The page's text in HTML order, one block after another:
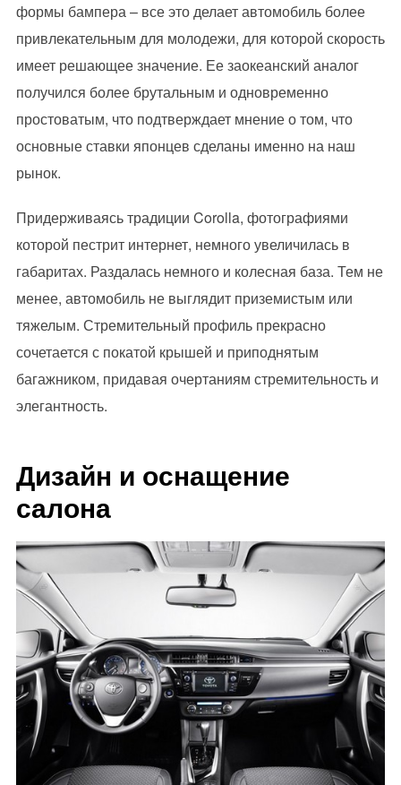
формы бампера – все это делает автомобиль более
привлекательным для молодежи, для которой скорость
имеет решающее значение. Ее заокеанский аналог
получился более брутальным и одновременно
простоватым, что подтверждает мнение о том, что
основные ставки японцев сделаны именно на наш
рынок.
Придерживаясь традиции Corolla, фотографиями
которой пестрит интернет, немного увеличилась в
габаритах. Раздалась немного и колесная база. Тем не
менее, автомобиль не выглядит приземистым или
тяжелым. Стремительный профиль прекрасно
сочетается с покатой крышей и приподнятым
багажником, придавая очертаниям стремительность и
элегантность.
Дизайн и оснащение
салона